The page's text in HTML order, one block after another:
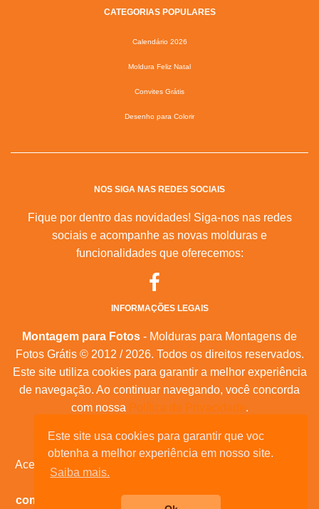
Este site usa cookies para garantir que voc
obtenha a melhor experiência em nosso site.
Saiba mais.
CATEGORIAS POPULARES
Calendário 2026
Moldura Feliz Natal
Convites Grátis
Desenho para Colorir
NOS SIGA NAS REDES SOCIAIS
Fique por dentro das novidades! Siga-nos nas redes
sociais e acompanhe as novas molduras e
funcionalidades que oferecemos:
INFORMAÇÕES LEGAIS
Montagem para Fotos - Molduras para Montagens de
Fotos Grátis © 2012 / 2026. Todos os direitos reservados.
Este site utiliza cookies para garantir a melhor experiência
de navegação. Ao continuar navegando, você concorda
com nossa Política de Privacidade.
Mapa do Site |Feeds RSS |Sobre Nós
Acesse nossas molduras para:
comemorativas, e muita outras datas comemorativas!